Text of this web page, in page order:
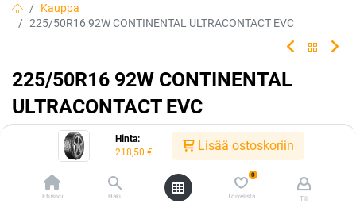
Hinta:
218,50 € Lisää ostoskoriin
Etusivu Haku
0
Toivelista Tili
Kauppa
225/50R16 92W CONTINENTAL ULTRACONTACT EVC
225/50R16 92W CONTINENTAL
ULTRACONTACT EVC
Tehty kestämään.
4019238078619 Tuotekoodi:226551
218,50€